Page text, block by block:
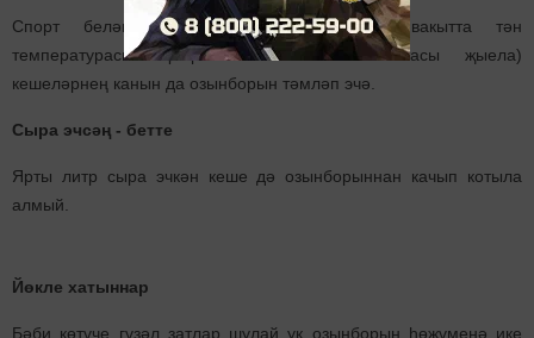
Спорт белән даими шөгыльләнгән (бу вакытта тән
температурасы күтәрелә һәм сөт кислотасы җыела)
кешеләрнең канын да озынборын тәмләп эчә.
Сыра эчсәң - бетте
Ярты литр сыра эчкән кеше дә озынборыннан качып котыла
алмый.
Йөкле хатыннар
Бәби көтүче гүзәл затлар шулай ук озынборын һөҗүменә ике